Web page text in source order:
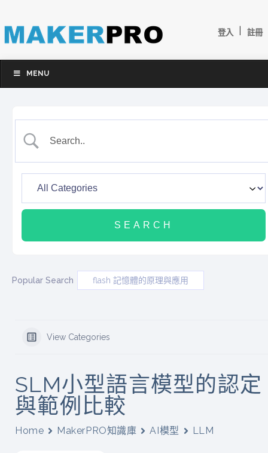
登入 註冊
MENU
Popular Search flash 記憶體的原理與應用
View Categories
SLM小型語言模型的認定
與範例比較
Home MakerPRO知識庫 AI模型 LLM